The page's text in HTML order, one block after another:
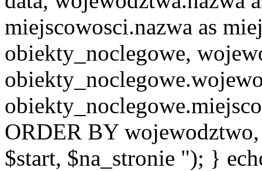
miejscowosci.nazwa as
obiekty_noclegowe,
ORDER BY
$start, $na_stronie "); }